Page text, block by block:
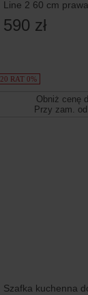
Line 2 60 cm
590 zł
20 RAT 0%
Obniż cenę
Przy zam. od
Szafka kuchenna